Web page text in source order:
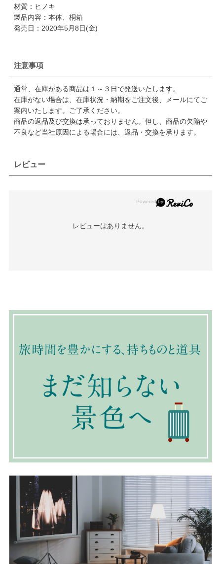
材質：ヒノキ
製品内容：本体、桐箱
発売日：2020年5月8日(金)
注意事項
通常、在庫がある商品は１～３日で発送いたします。
在庫がない場合は、在庫状況・納期をご注文後、メールにてご
案内いたします。ご了承ください。
商品の返品及び交換は承っておりません。但し、商品の欠陥や
不良など当社原因による場合には、返品・交換を承ります。
レビュー
レビューはありません。